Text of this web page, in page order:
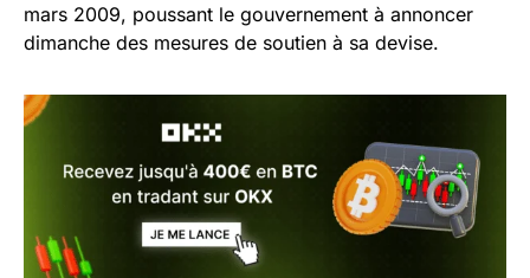
mars 2009, poussant le gouvernement à annoncer
dimanche des mesures de soutien à sa devise.